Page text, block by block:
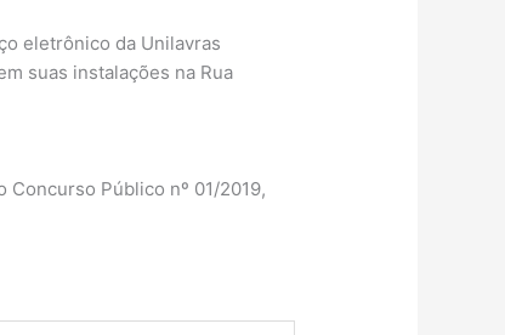
eletrônico da Unilavras
suas instalações na Rua
Concurso Público nº 01/2019,